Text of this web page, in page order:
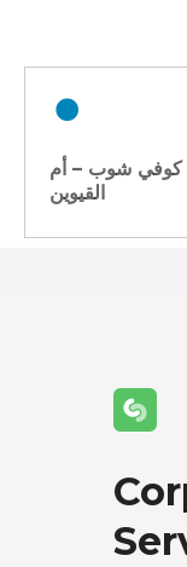
s
n
كوفي شوب – أم
القيوين